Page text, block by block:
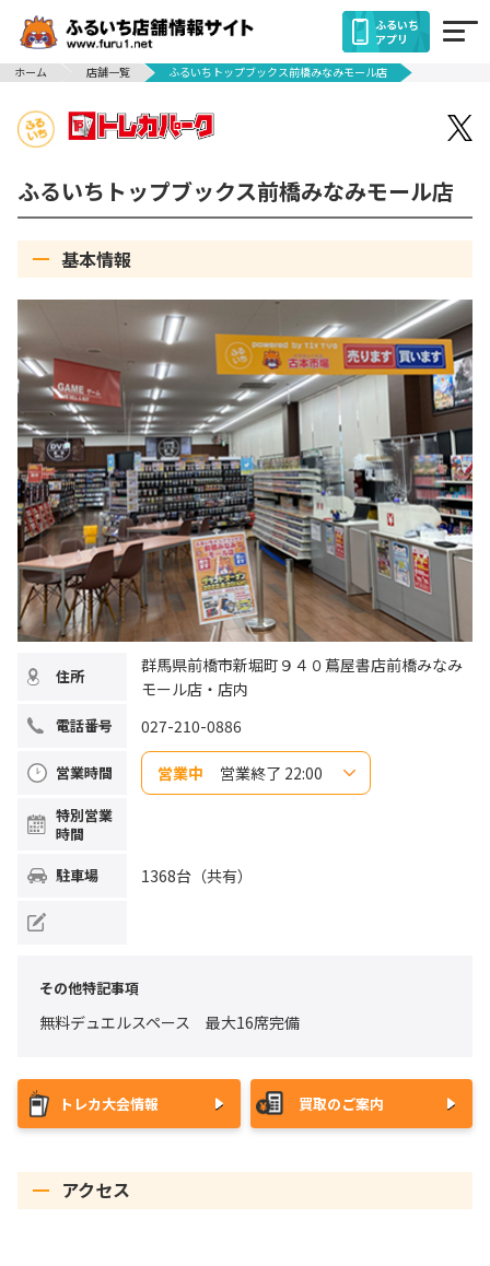
ふるいち
アプリ
ホーム
店舗一覧 ふるいちトップブックス前橋みなみモール店
ふるいちトップブックス前橋みなみモール店
基本情報
住所
群馬県前橋市新堀町９４０蔦屋書店前橋みなみ
モール店・店内
電話番号 027-210-0886
営業時間 営業中 営業終了 22:00
木曜日
金曜日
特別営業
時間
駐車場 1368台（共有）
その他特記事項
無料デュエルスペース 最大16席完備
トレカ大会情報 買取のご案内
アクセス